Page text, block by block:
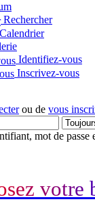
Rechercher
Calendrier
Identifiez-vous
Inscrivez-vous
ou de vous
mot de passe
sez votre